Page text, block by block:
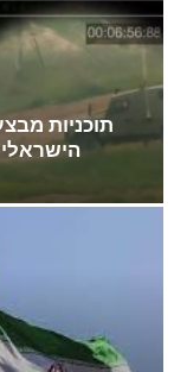
תוכניות
הישראלי 3 שבועות טרם השביעי לאוקטובר